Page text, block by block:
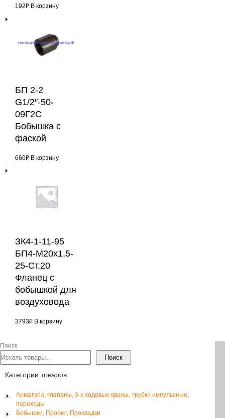
192₽ В корзину
БП 2-2
G1/2″-50-
09Г2С
Бобышка с
фаской
660₽ В корзину
ЗК4-1-11-95
БП4-М20х1,5-
25-Ст.20
Фланец с
бобышкой для
воздуховода
3793₽ В корзину
Поиск
Поиск
Категории товаров
Арматура, клапаны, 3-х ходовые краны, трубки импульсные,
переходы
Бобышки, Пробки, Прокладки